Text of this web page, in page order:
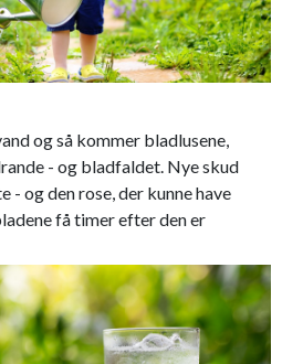
og så kommer bladlusene,
- og bladfaldet. Nye skud
og den rose, der kunne have
få timer efter den er